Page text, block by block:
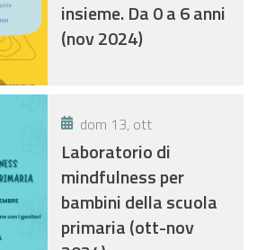
insieme. Da 0 a 6 anni
(nov 2024)
dom 13, ott
Laboratorio di
mindfulness per
bambini della scuola
primaria (ott-nov